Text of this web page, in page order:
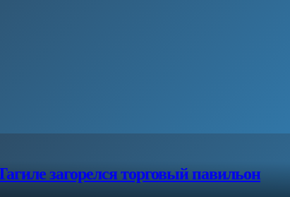
загорелся торговый павильон